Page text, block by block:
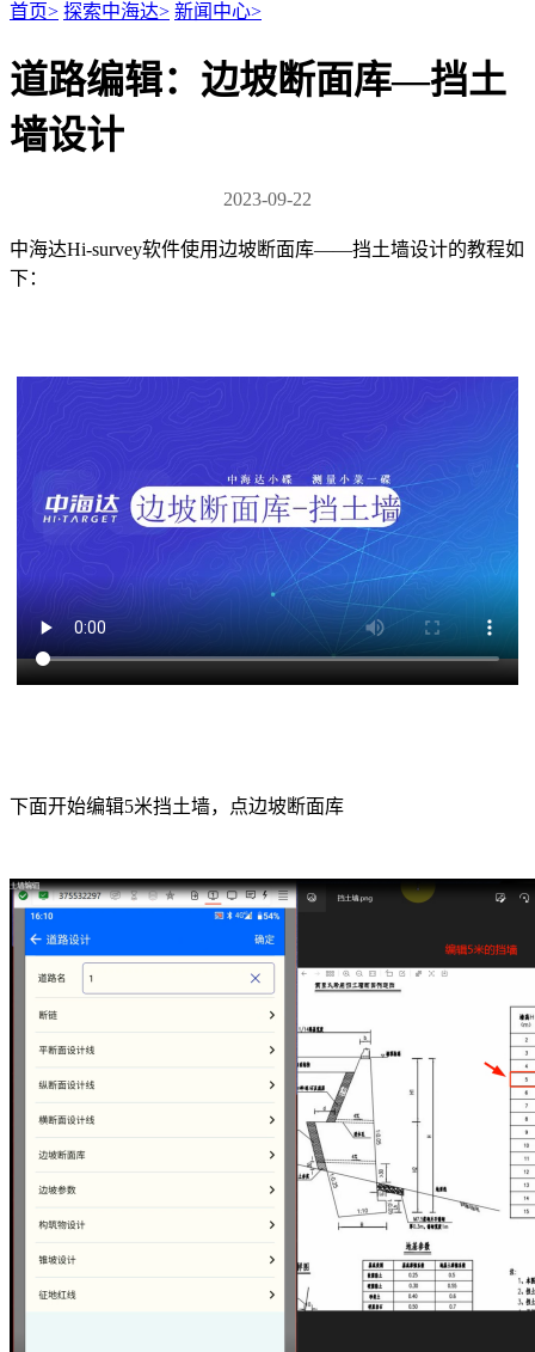
首页> 探索中海达> 新闻中心>
道路编辑：边坡断面库—挡土
墙设计
2023-09-22
中海达Hi-survey软件使用边坡断面库——挡土墙设计的教程如
下：
下面开始编辑5米挡土墙，点边坡断面库